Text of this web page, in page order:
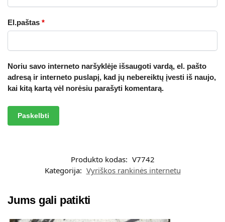
El.paštas *
Noriu savo interneto naršyklėje išsaugoti vardą, el. pašto
adresą ir interneto puslapį, kad jų nebereiktų įvesti iš naujo,
kai kitą kartą vėl norėsiu parašyti komentarą.
a
Produkto kodas: V7742
Kategorija: Vyriškos rankinės internetu
Jums gali patikti